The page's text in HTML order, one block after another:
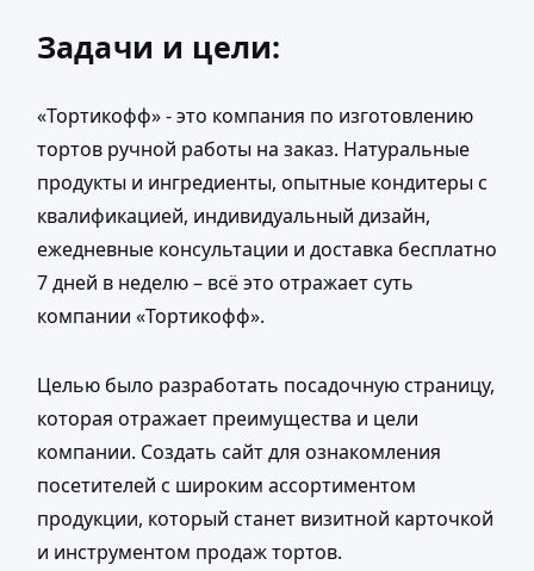
Задачи и цели:
«Тортикофф» - это компания по изготовлению
тортов ручной работы на заказ. Натуральные
продукты и ингредиенты, опытные кондитеры с
квалификацией, индивидуальный дизайн,
ежедневные консультации и доставка бесплатно
7 дней в неделю – всё это отражает суть
компании «Тортикофф».
Целью было разработать посадочную страницу,
которая отражает преимущества и цели
компании. Создать сайт для ознакомления
посетителей с широким ассортиментом
продукции, который станет визитной карточкой
и инструментом продаж тортов.